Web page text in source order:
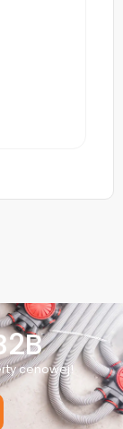
cenowej!